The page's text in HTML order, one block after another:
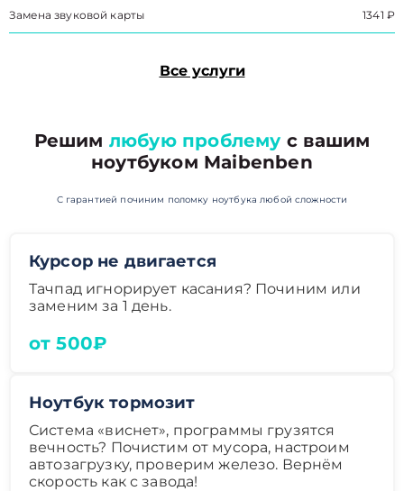
Замена звуковой карты 1341 ₽
Все услуги
Решим любую проблему с вашим
ноутбуком Maibenben
С гарантией починим поломку ноутбука любой сложности
Курсор не двигается
Тачпад игнорирует касания? Починим или
заменим за 1 день.
от 500₽
Ноутбук тормозит
Система «виснет», программы грузятся
вечность? Почистим от мусора, настроим
автозагрузку, проверим железо. Вернём
скорость как с завода!